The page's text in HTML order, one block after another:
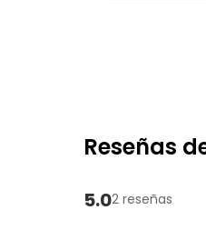
Reseñas
5.02 reseñas